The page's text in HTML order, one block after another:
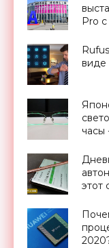
Pro
виде
часы
этот